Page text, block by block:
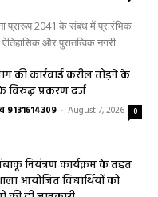
प्रारूप 2041 के संबंध में प्रारंभिक
और पुरातत्विक नगरी
की कार्रवाई करील तोड़ने के
प्रकरण दर्ज
9131614309 - August 7, 2026 0
नियंत्रण कार्यक्रम के तहत
आयोजित विद्यार्थियों को